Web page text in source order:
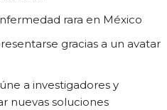
rara en México
gracias a un avatar
a investigadores y
nuevas soluciones